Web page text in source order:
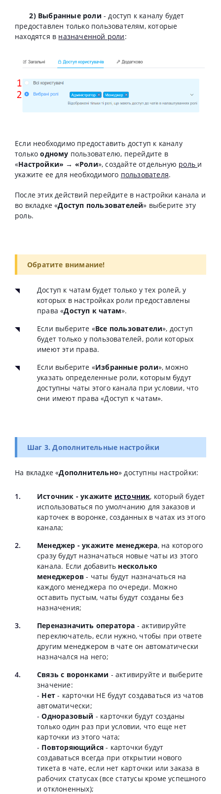
2) Выбранные роли - доступ к каналу будет
предоставлен только пользователям, которые
находятся в назначенной роли:
Если необходимо предоставить доступ к каналу
толькоодному пользователю, перейдите в
«Настройки» → «Роли», создайте отдельную роль и
укажите ее для необходимого пользователя.
После этих действий перейдите в настройки канала и
во вкладке «Доступ пользователей» выберите эту
роль.
Обратите внимание!
Доступ к чатам будет только у тех ролей, у
которых в настройках роли предоставлены
права «Доступ к чатам».
Если выберите «Все пользователи», доступ
будет только у пользователей, роли которых
имеют эти права.
Если выберите «Избранные роли», можно
указать определенные роли, которым будут
доступны чаты этого канала при условии, что
они имеют права «Доступ к чатам».
Шаг 3. Дополнительные настройки
На вкладке «Дополнительно» доступны настройки:
Источник - укажите источник, который будет
использоваться по умолчанию для заказов и
карточек в воронке, созданных в чатах из этого
канала;
Менеджер - укажите менеджера, на которого
сразу будут назначаться новые чаты из этого
канала. Если добавить несколько
менеджеров - чаты будут назначаться на
каждого менеджера по очереди. Можно
оставить пустым, чаты будут созданы без
назначения;
Переназначить оператора - активируйте
переключатель, если нужно, чтобы при ответе
другим менеджером в чате он автоматически
назначался на него;
Связь с воронками - активируйте и выберите
значение:
- Нет- карточки НЕ будут создаваться из чатов
автоматически;
-Одноразовый - карточки будут созданы
только один раз при условии, что еще нет
карточки из этого чата;
- Повторяющийся- карточки будут
создаваться всегда при открытии нового
тикета в чате, если нет карточки или заказа в
рабочих статусах (все статусы кроме успешного
и отклоненных);